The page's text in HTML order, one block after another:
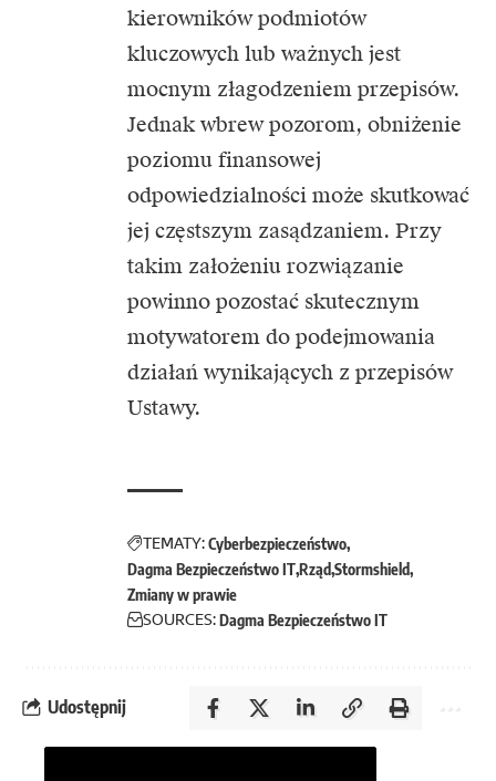
kierowników podmiotów
kluczowych lub ważnych jest
mocnym złagodzeniem przepisów.
Jednak wbrew pozorom, obniżenie
poziomu finansowej
odpowiedzialności może skutkować
jej częstszym zasądzaniem. Przy
takim założeniu rozwiązanie
powinno pozostać skutecznym
motywatorem do podejmowania
działań wynikających z przepisów
Ustawy.
TEMATY:Cyberbezpieczeństwo
Dagma Bezpieczeństwo ITRząd Stormshield
Zmiany w prawie
SOURCES:Dagma Bezpieczeństwo IT
Udostępnij